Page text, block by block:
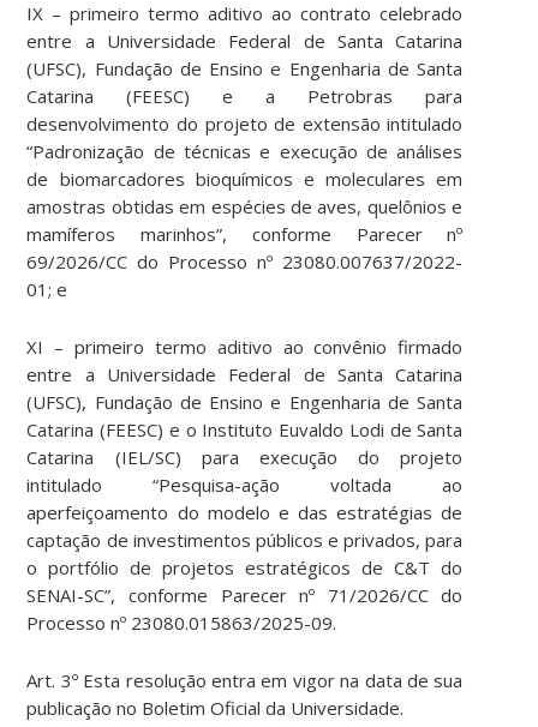
IX – primeiro termo aditivo ao contrato celebrado
entre a Universidade Federal de Santa Catarina
(UFSC), Fundação de Ensino e Engenharia de Santa
Catarina (FEESC) e a Petrobras para
desenvolvimento do projeto de extensão intitulado
“Padronização de técnicas e execução de análises
de biomarcadores bioquímicos e moleculares em
amostras obtidas em espécies de aves, quelônios e
mamíferos marinhos”, conforme Parecer nº
69/2026/CC do Processo nº 23080.007637/2022-
01; e
XI – primeiro termo aditivo ao convênio firmado
entre a Universidade Federal de Santa Catarina
(UFSC), Fundação de Ensino e Engenharia de Santa
Catarina (FEESC) e o Instituto Euvaldo Lodi de Santa
Catarina (IEL/SC) para execução do projeto
intitulado “Pesquisa-ação voltada ao
aperfeiçoamento do modelo e das estratégias de
captação de investimentos públicos e privados, para
o portfólio de projetos estratégicos de C&T do
SENAI-SC”, conforme Parecer nº 71/2026/CC do
Processo nº 23080.015863/2025-09.
Art. 3º Esta resolução entra em vigor na data de sua
publicação no Boletim Oficial da Universidade.